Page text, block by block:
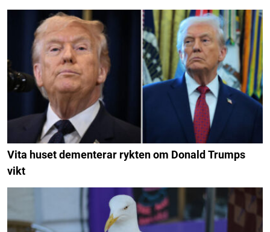
Vita huset dementerar rykten om Donald Trumps
vikt